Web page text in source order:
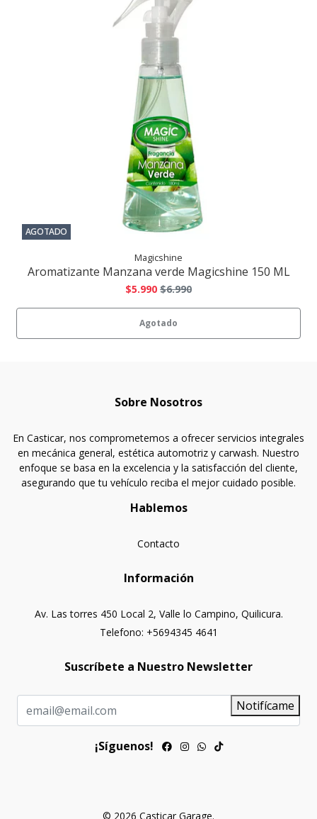
AGOTADO
Magicshine
Aromatizante Manzana verde Magicshine 150 ML
$5.990 $6.990
Agotado
Sobre Nosotros
En Casticar, nos comprometemos a ofrecer servicios integrales
en mecánica general, estética automotriz y carwash. Nuestro
enfoque se basa en la excelencia y la satisfacción del cliente,
asegurando que tu vehículo reciba el mejor cuidado posible.
Hablemos
Contacto
Información
Av. Las torres 450 Local 2, Valle lo Campino, Quilicura.
Telefono: +5694345 4641
Suscríbete a Nuestro Newsletter
Notifícame
¡Síguenos!
© 2026 Casticar Garage.